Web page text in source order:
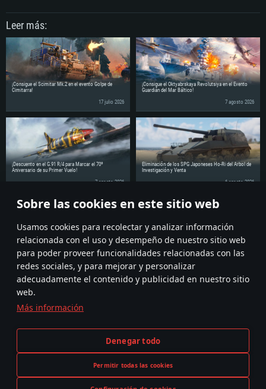
Sobre las cookies en este sitio web
Usamos cookies para recolectar y analizar información
relacionada con el uso y desempeño de nuestro sitio web
para poder proveer funcionalidades relacionadas con las
redes sociales, y para mejorar y personalizar
adecuadamente el contenido y publicidad en nuestro sitio
web.
Más información
Denegar todo
Permitir todas las cookies
Leer más:
¡Consigue el Scimitar Mk.2 en el evento Golpe de
Cimitarra!
17 julio 2026
¡Consigue el Oktyabrskaya Revolutsiya en el Evento
Guardián del Mar Báltico!
7 agosto 2026
¡Descuento en el G.91 R/4 para Marcar el 70º
Aniversario de su Primer Vuelo!
7 agosto 2026
Eliminación de los SPG Japoneses Ho-Ri del Árbol de
Investigación y Venta
6 agosto 2026
Términos y Condiciones
Política de Privacidad
Ajustes de cookies